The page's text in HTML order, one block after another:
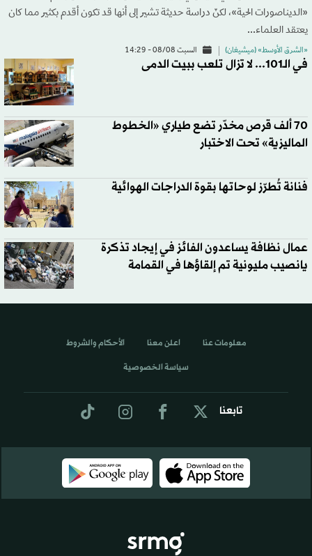
«الديناصورات الحية»، لكنّ دراسة حديثة تشير إلى أنها قد تكون أقدم بكثير مما كان
يعتقد العلماء...
«الشرق الأوسط» (ميشيغان) السبت 08/08 - 14:29
في الـ101... لا تزال تلعب ببيت الدمى
70 ألف قرص مخدّر تضع طياري «الخطوط
الماليزية» تحت الاختبار
فنانة تُطرّز لوحاتها بقوة الدراجات الهوائية
عمال نظافة يساعدون الفائز في إيجاد تذكرة
يانصيب مليونية تم إلقاؤها في القمامة
تابعنا
معلومات عنا اعلن معنا الأحكام والشروط
سياسة الخصوصية